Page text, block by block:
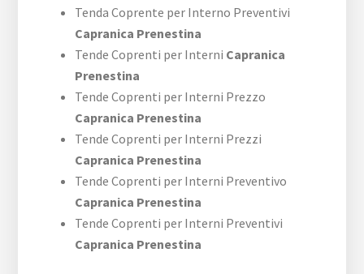
Tenda Coprente per Interno Preventivi
Capranica Prenestina
Tende Coprenti per Interni Capranica
Prenestina
Tende Coprenti per Interni Prezzo
Capranica Prenestina
Tende Coprenti per Interni Prezzi
Capranica Prenestina
Tende Coprenti per Interni Preventivo
Capranica Prenestina
Tende Coprenti per Interni Preventivi
Capranica Prenestina